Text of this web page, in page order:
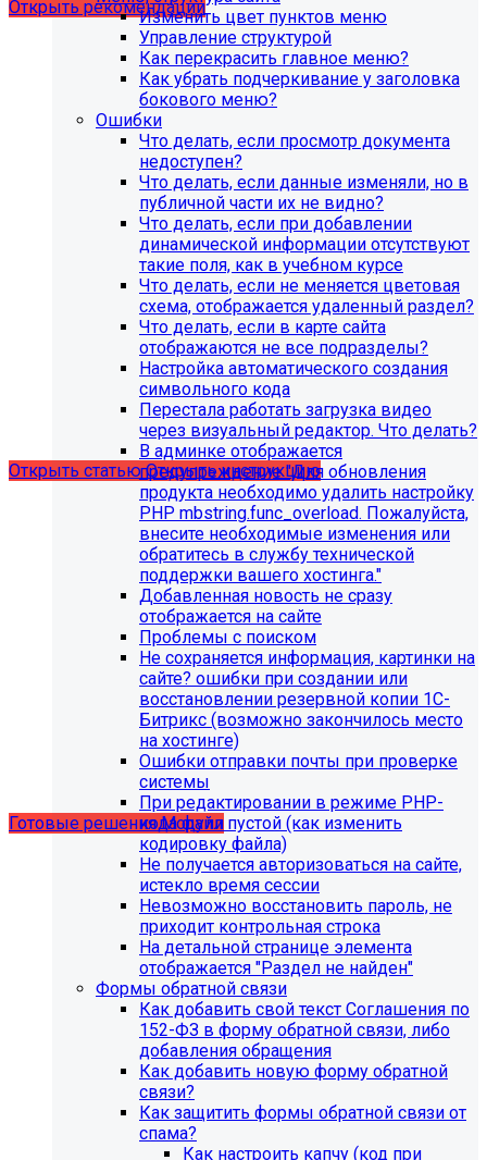
Открыть рекомендации
С 1 февраля 2023 года ограничена
поддержка продуктов 1С-Битрикс на
PHP версии ниже 8.0. Рекомендуемая
версия PHP - 8.1 и выше
Открыть статьюОткрыть инструкцию
Учебные курсы
по работе с готовыми решениями и модулями
размещены в разделе "Учебные курсы"
Готовые решенияМодули
Инструкция по удалению ссылок на
Изменить цвет пунктов меню
Управление структурой
Как перекрасить главное меню?
Как убрать подчеркивание у заголовка
бокового меню?
Ошибки
Что делать, если просмотр документа
недоступен?
Что делать, если данные изменяли, но в
публичной части их не видно?
Что делать, если при добавлении
динамической информации отсутствуют
такие поля, как в учебном курсе
Что делать, если не меняется цветовая
схема, отображается удаленный раздел?
Что делать, если в карте сайта
отображаются не все подразделы?
Настройка автоматического создания
символьного кода
Перестала работать загрузка видео
через визуальный редактор. Что делать?
В админке отображается
предупреждение "Для обновления
продукта необходимо удалить настройку
PHP mbstring.func_overload. Пожалуйста,
внесите необходимые изменения или
обратитесь в службу технической
поддержки вашего хостинга."
Добавленная новость не сразу
отображается на сайте
Проблемы с поиском
Не сохраняется информация, картинки на
сайте? ошибки при создании или
восстановлении резервной копии 1С-
Битрикс (возможно закончилось место
на хостинге)
Ошибки отправки почты при проверке
системы
При редактировании в режиме PHP-
кода файл пустой (как изменить
кодировку файла)
Не получается авторизоваться на сайте,
истекло время сессии
Невозможно восстановить пароль, не
приходит контрольная строка
На детальной странице элемента
отображается "Раздел не найден"
Формы обратной связи
Как добавить свой текст Соглашения по
152-ФЗ в форму обратной связи, либо
добавления обращения
Как добавить новую форму обратной
связи?
Как защитить формы обратной связи от
спама?
Как настроить капчу (код при